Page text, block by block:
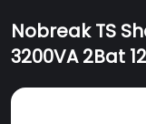
Nobreak TS
3200VA 2Bat
Chave C/ENG